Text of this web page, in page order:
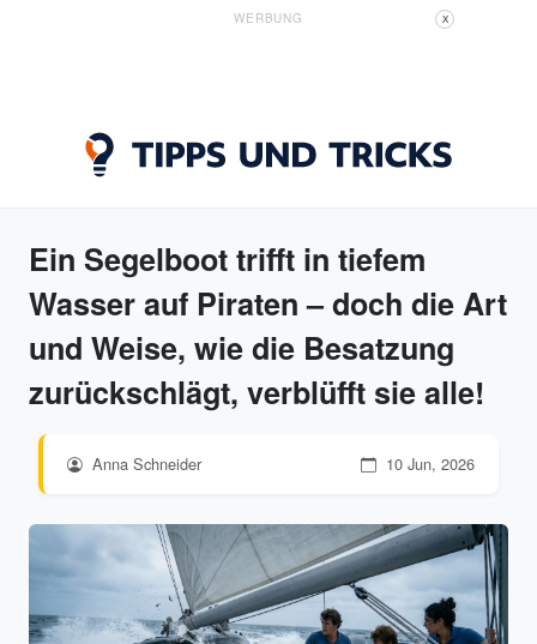
WERBUNG X
Ein Segelboot trifft in tiefem
Wasser auf Piraten – doch die Art
und Weise, wie die Besatzung
zurückschlägt, verblüfft sie alle!
Anna Schneider 10 Jun, 2026